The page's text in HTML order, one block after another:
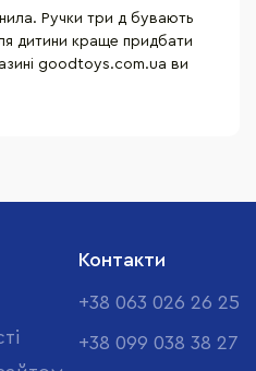
Ручки три д бувають
дитини краще придбати
goodtoys.com.ua ви
Контакти
+38 063 026 26 25
+38 099 038 38 27